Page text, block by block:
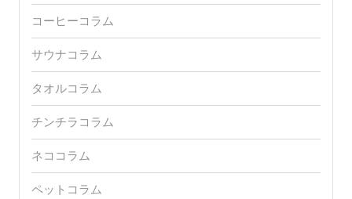
コーヒーコラム
サウナコラム
タオルコラム
チンチラコラム
ネココラム
ペットコラム